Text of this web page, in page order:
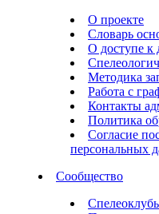
О проекте
Словарь
О доступе к
Методика
Работа с
Контакты
Политика
Согласие
персональных
Сообщество